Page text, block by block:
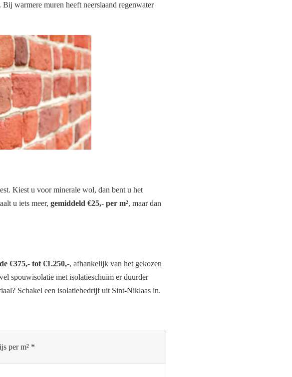
warmere muren heeft neerslaand regenwater
Kiest u voor minerale wol, dan bent u het
u iets meer, gemiddeld €25,- per m², maar dan
€375,- tot €1.250,-, afhankelijk van het gekozen
spouwisolatie met isolatieschuim er duurder
Schakel een isolatiebedrijf uit Sint-Niklaas in.
per m² *